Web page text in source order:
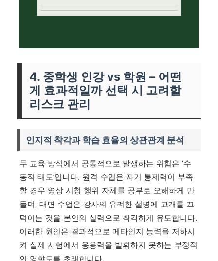
4. 중학생 인강 vs 학원 – 어떤
게 효과적일까 선택 시 고려할
리스크 관리
인지적 착각과 학습 효율의 상관관계 분석
두 교육 방식에서 공통적으로 발생하는 위험은 ‘수
동적 태도’입니다. 원격 수업은 자기 통제력이 부족
할 경우 영상 시청 행위 자체를 공부로 오해하게 만
들며, 대면 수업은 강사의 유려한 설명에 고개를 끄
덕이는 것을 본인의 실력으로 착각하게 유도합니다.
이러한 원인은 결과적으로 메타인지 능력을 저하시
켜 실제 시험에서 응용력을 발휘하지 못하는 부정적
인 영향도를 초래합니다.